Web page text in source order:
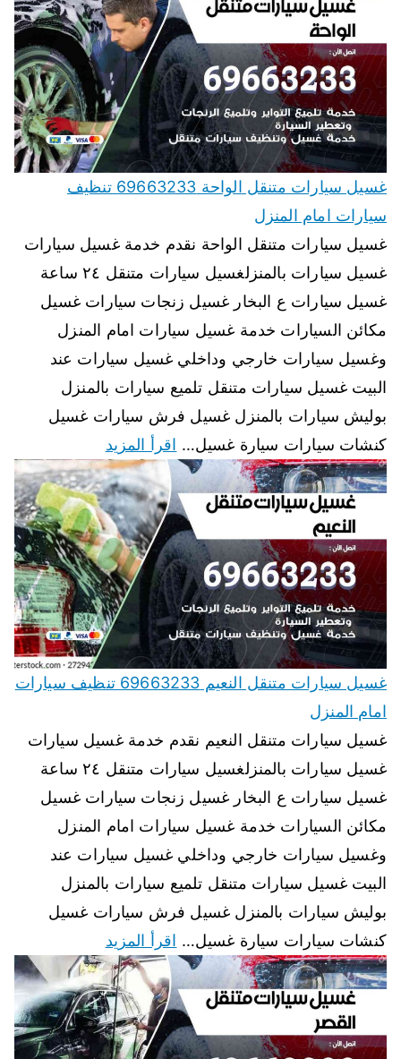
غسيل سيارات متنقل الواحة 69663233 تنظيف
سيارات امام المنزل
غسيل سيارات متنقل الواحة نقدم خدمة غسيل سيارات
غسيل سيارات بالمنزلغسيل سيارات متنقل ٢٤ ساعة
غسيل سيارات ع البخار غسيل زنجات سيارات غسيل
مكائن السيارات خدمة غسيل سيارات امام المنزل
وغسيل سيارات خارجي وداخلي غسيل سيارات عند
البيت غسيل سيارات متنقل تلميع سيارات بالمنزل
بوليش سيارات بالمنزل غسيل فرش سيارات غسيل
كنشات سيارات سيارة غسيل… اقرأ المزيد
غسيل سيارات متنقل النعيم 69663233 تنظيف سيارات
امام المنزل
غسيل سيارات متنقل النعيم نقدم خدمة غسيل سيارات
غسيل سيارات بالمنزلغسيل سيارات متنقل ٢٤ ساعة
غسيل سيارات ع البخار غسيل زنجات سيارات غسيل
مكائن السيارات خدمة غسيل سيارات امام المنزل
وغسيل سيارات خارجي وداخلي غسيل سيارات عند
البيت غسيل سيارات متنقل تلميع سيارات بالمنزل
بوليش سيارات بالمنزل غسيل فرش سيارات غسيل
كنشات سيارات سيارة غسيل… اقرأ المزيد